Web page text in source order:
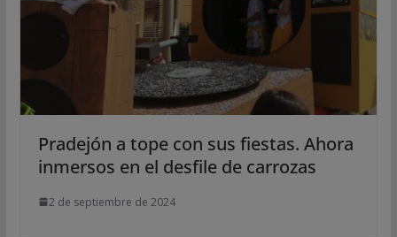
Pradejón a tope con sus fiestas. Ahora
inmersos en el desfile de carrozas
2 de septiembre de 2024